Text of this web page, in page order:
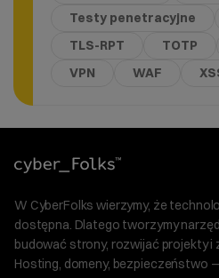
Testy penetracyjne
TLS-RPT
TOTP
VPN
WAF
W CyberFolks wierzymy, że
dostępna. Dlatego tworzymy
budować strony, rozwijać projekty i
Hosting, domeny, bezpieczeństwo